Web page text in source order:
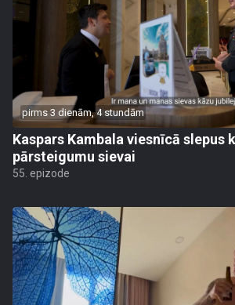
pirms 3 dienām, 4 stundām
Kaspars Kambala viesnīcā slepus
pārsteigumu sievai
55. epizode